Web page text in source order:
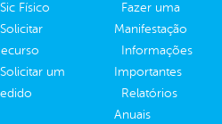
Sic Físico
Solicitar
Solicitar um
Fazer uma
Manifestação
Informações
Importantes
Relatórios
Anuais